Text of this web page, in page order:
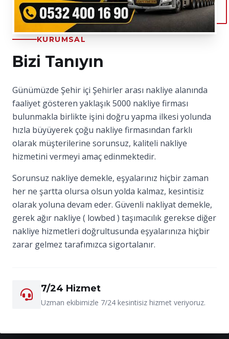
KURUMSAL
Bizi Tanıyın
Günümüzde Şehir içi Şehirler arası nakliye alanında
faaliyet gösteren yaklaşık 5000 nakliye firması
bulunmakla birlikte işini doğru yapma ilkesi yolunda
hızla büyüyerek çoğu nakliye firmasından farklı
olarak müşterilerine sorunsuz, kaliteli nakliye
hizmetini vermeyi amaç edinmektedir.
Sorunsuz nakliye demekle, eşyalarınız hiçbir zaman
her ne şartta olursa olsun yolda kalmaz, kesintisiz
olarak yoluna devam eder. Güvenli nakliyat demekle,
gerek ağır nakliye ( lowbed ) taşımacılık gerekse diğer
nakliye hizmetleri doğrultusunda eşyalarınıza hiçbir
zarar gelmez tarafımızca sigortalanır.
7/24 Hizmet
Uzman ekibimizle 7/24 kesintisiz hizmet veriyoruz.